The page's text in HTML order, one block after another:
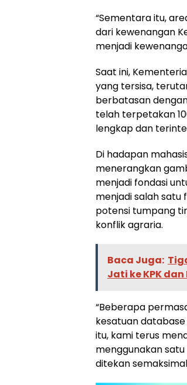
“Sementara itu,
dari kewenangan
menjadi
Saat ini,
yang tersisa,
berbatasan
telah terpetakan
lengkap dan
Di hadapan
menerangkan
menjadi fondasi
menjadi salah satu
potensi tumpang
konflik agraria.
Baca Juga:
Jati ke KPK
“Beberapa
kesatuan database
itu, kami terus
menggunakan
ditekan